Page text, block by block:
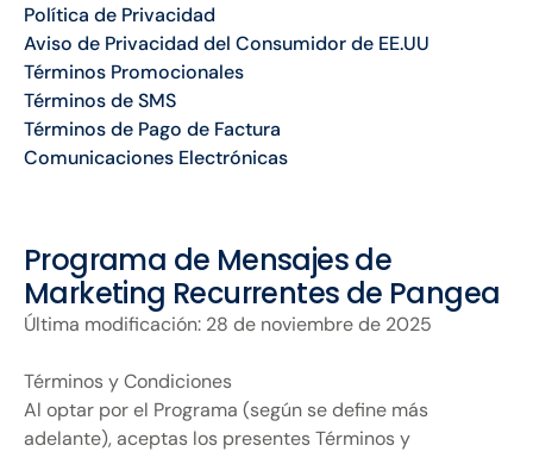
Política de Privacidad
Aviso de Privacidad del Consumidor de EE.UU
Términos Promocionales
Términos de SMS
Términos de Pago de Factura
Comunicaciones Electrónicas
Programa de Mensajes de
Marketing Recurrentes de Pangea
Última modificación: 28 de noviembre de 2025
Términos y Condiciones
Al optar por el Programa (según se define más
adelante), aceptas los presentes Términos y